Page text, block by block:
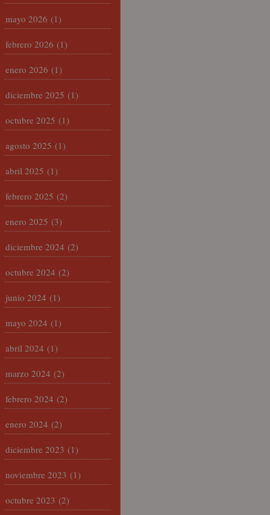
mayo 2026 (1)
febrero 2026 (1)
enero 2026 (1)
diciembre 2025 (1)
octubre 2025 (1)
agosto 2025 (1)
abril 2025 (1)
febrero 2025 (2)
enero 2025 (3)
diciembre 2024 (2)
octubre 2024 (2)
junio 2024 (1)
mayo 2024 (1)
abril 2024 (1)
marzo 2024 (2)
febrero 2024 (2)
enero 2024 (2)
diciembre 2023 (1)
noviembre 2023 (1)
octubre 2023 (2)